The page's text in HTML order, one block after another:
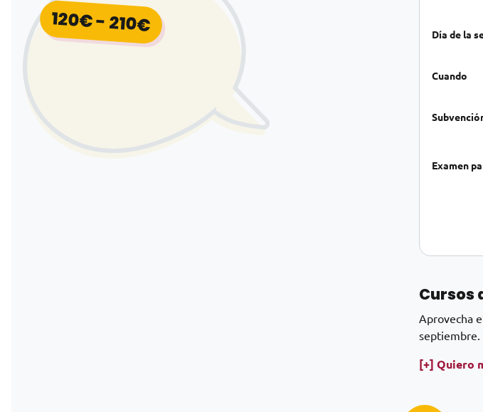
120€-210€Rango de precios: desde 120€ hasta
Día de la
Cuando
Examen
Español
Cursos
Aprovecha
septiembre.
[+] Quiero